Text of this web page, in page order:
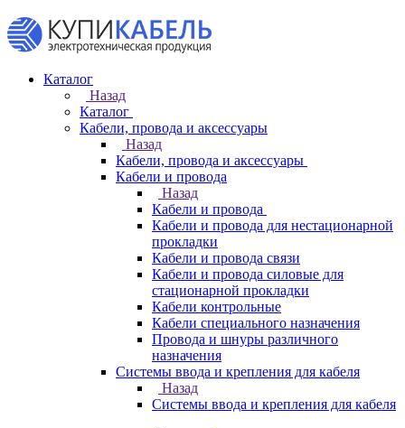
Каталог
Назад
Каталог
Кабели, провода и аксессуары
Назад
Кабели, провода и аксессуары
Кабели и провода
Назад
Кабели и провода
Кабели и провода для нестационарной
прокладки
Кабели и провода связи
Кабели и провода силовые для
стационарной прокладки
Кабели контрольные
Кабели специального назначения
Провода и шнуры различного
назначения
Системы ввода и крепления для кабеля
Назад
Системы ввода и крепления для кабеля